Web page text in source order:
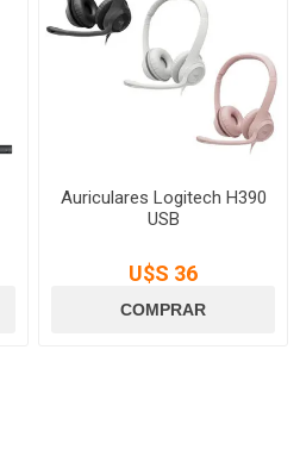
Auriculares Logitech H390
USB
U$S 36